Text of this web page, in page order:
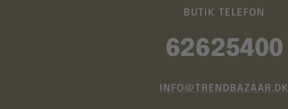
BUTIK TELEFON
62625400
INFO@TRENDBAZAAR.DK